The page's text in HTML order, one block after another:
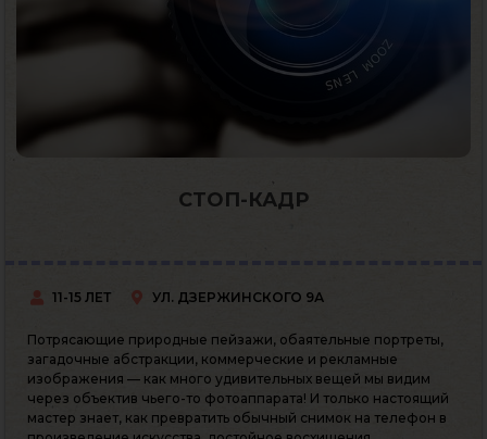
СТОП-КАДР
11-15 ЛЕТ УЛ. ДЗЕРЖИНСКОГО 9А
Потрясающие природные пейзажи, обаятельные портреты,
загадочные абстракции, коммерческие и рекламные
изображения — как много удивительных вещей мы видим
через объектив чьего-то фотоаппарата! И только настоящий
мастер знает, как превратить обычный снимок на телефон в